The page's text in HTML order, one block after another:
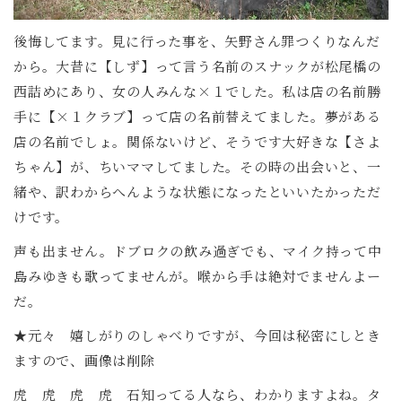
後悔してます。見に行った事を、矢野さん罪つくりなんだ
から。大昔に【しず】って言う名前のスナックが松尾橋の
西詰めにあり、女の人みんな×１でした。私は店の名前勝
手に【×１クラブ】って店の名前替えてました。夢がある
店の名前でしょ。関係ないけど、そうです大好きな【さよ
ちゃん】が、ちいママしてました。その時の出会いと、一
緒や、訳わからへんような状態になったといいたかっただ
けです。
声も出ません。ドブロクの飲み過ぎでも、マイク持って中
島みゆきも歌ってませんが。喉から手は絶対でませんよー
だ。
★元々 嬉しがりのしゃべりですが、今回は秘密にしとき
ますので、画像は削除
虎 虎 虎 虎 石知ってる人なら、わかりますよね。タ